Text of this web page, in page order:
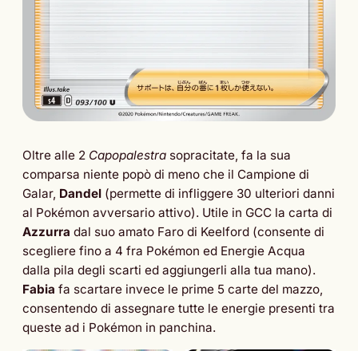
Oltre alle 2 Capopalestra sopracitate, fa la sua
comparsa niente popò di meno che il Campione di
Galar, Dandel (permette di infliggere 30 ulteriori danni
al Pokémon avversario attivo). Utile in GCC la carta di
Azzurra dal suo amato Faro di Keelford (consente di
scegliere fino a 4 fra Pokémon ed Energie Acqua
dalla pila degli scarti ed aggiungerli alla tua mano).
Fabia fa scartare invece le prime 5 carte del mazzo,
consentendo di assegnare tutte le energie presenti tra
queste ad i Pokémon in panchina.